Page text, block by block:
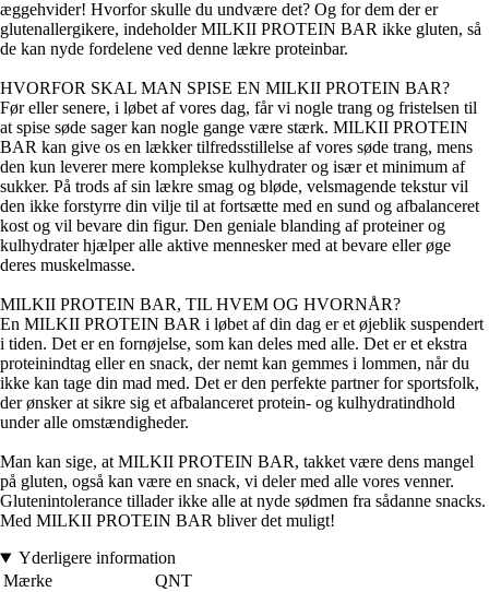
æggehvider! Hvorfor skulle du undvære det? Og for dem der er
glutenallergikere, indeholder MILKII PROTEIN BAR ikke gluten, så
de kan nyde fordelene ved denne lækre proteinbar.
HVORFOR SKAL MAN SPISE EN MILKII PROTEIN BAR?
Før eller senere, i løbet af vores dag, får vi nogle trang og fristelsen til
at spise søde sager kan nogle gange være stærk. MILKII PROTEIN
BAR kan give os en lækker tilfredsstillelse af vores søde trang, mens
den kun leverer mere komplekse kulhydrater og især et minimum af
sukker. På trods af sin lækre smag og bløde, velsmagende tekstur vil
den ikke forstyrre din vilje til at fortsætte med en sund og afbalanceret
kost og vil bevare din figur. Den geniale blanding af proteiner og
kulhydrater hjælper alle aktive mennesker med at bevare eller øge
deres muskelmasse.
MILKII PROTEIN BAR, TIL HVEM OG HVORNÅR?
En MILKII PROTEIN BAR i løbet af din dag er et øjeblik suspendert
i tiden. Det er en fornøjelse, som kan deles med alle. Det er et ekstra
proteinindtag eller en snack, der nemt kan gemmes i lommen, når du
ikke kan tage din mad med. Det er den perfekte partner for sportsfolk,
der ønsker at sikre sig et afbalanceret protein- og kulhydratindhold
under alle omstændigheder.
Man kan sige, at MILKII PROTEIN BAR, takket være dens mangel
på gluten, også kan være en snack, vi deler med alle vores venner.
Glutenintolerance tillader ikke alle at nyde sødmen fra sådanne snacks.
Med MILKII PROTEIN BAR bliver det muligt!
Yderligere information
Mærke
QNT